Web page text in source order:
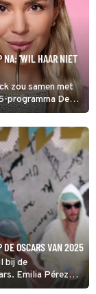
NA: 'WIL HAAR NIET
zou samen met
programma De
anders: de twee
het eerst echt
achter mij.'
DE OSCARS VAN 2025
bij de
Emilia Pérez
door The